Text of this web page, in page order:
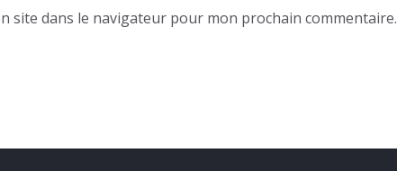
site dans le navigateur pour mon prochain commentaire.